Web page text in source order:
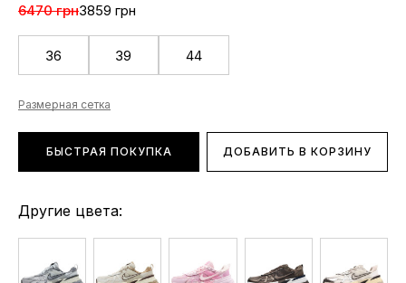
6470 грн3859 грн
36 39 44
Размерная сетка
БЫСТРАЯ ПОКУПКА ДОБАВИТЬ В КОРЗИНУ
Другие цвета: